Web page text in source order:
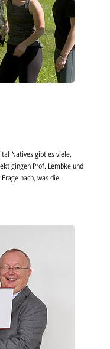
Natives gibt es viele,
gingen Prof. Lembke und
nach, was die